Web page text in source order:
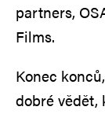
partners,
Films.
Konec
dobré vědět,